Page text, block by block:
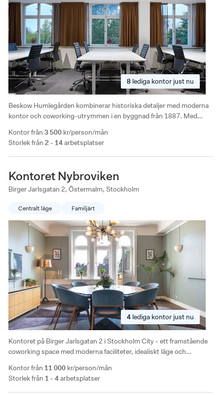
8 lediga kontor just nu
Kontor från 3 500 kr/person/mån
Storlek från 2 - 14arbetsplatser
Beskow Humlegården kombinerar historiska detaljer med moderna
kontor och coworking-utrymmen i en byggnad från 1887. Med
innergård är det en mångsidig arbetsmiljö. Kontorshotellet har
gångavstånd till Östermalmstorg och erbjuder nätverksmöjligheter
mellan företag från olika branscher.
Kontoret Nybroviken
Birger Jarlsgatan 2, Östermalm, Stockholm
Centralt läge Familjärt
4 lediga kontor just nu
Kontor från 11 000 kr/person/mån
Storlek från 1 - 4arbetsplatser
Kontoret på Birger Jarlsgatan 2 i Stockholm City - ett framstående
coworking space med moderna faciliteter, idealiskt läge och